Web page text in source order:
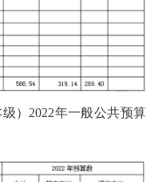
）2022年一般公共预算